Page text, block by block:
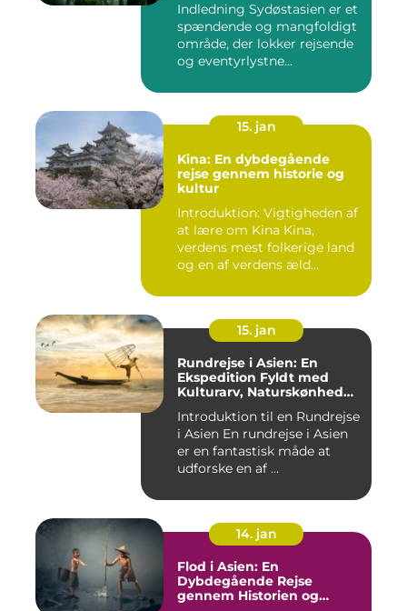
Indledning Sydøstasien er et
spændende og mangfoldigt
område, der lokker rejsende
og eventyrlystne...
15. jan
Kina: En dybdegående
rejse gennem historie og
kultur
Introduktion: Vigtigheden af
at lære om Kina Kina,
verdens mest folkerige land
og en af verdens æld...
15. jan
Rundrejse i Asien: En
Ekspedition Fyldt med
Kulturarv, Naturskønhed
Introduktion til en Rundrejse
i Asien En rundrejse i Asien
er en fantastisk måde at
udforske en af ...
14. jan
Flod i Asien: En
Dybdegående Rejse
gennem Historien og